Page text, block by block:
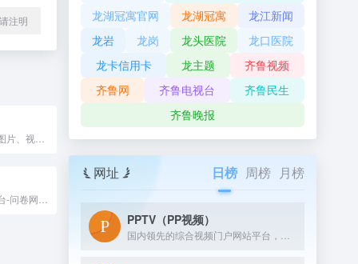
注明
龙湖冠寓官网
龙湖冠寓
龙江新闻
龙岩
龙岗 龙头医院
龙口医院
龙卡信用卡
龙主题
齐鲁视频
齐鲁网
齐鲁电视台
齐鲁民生
齐鲁晚报
网址 日榜 周榜 月榜
PPTV（PP视频）